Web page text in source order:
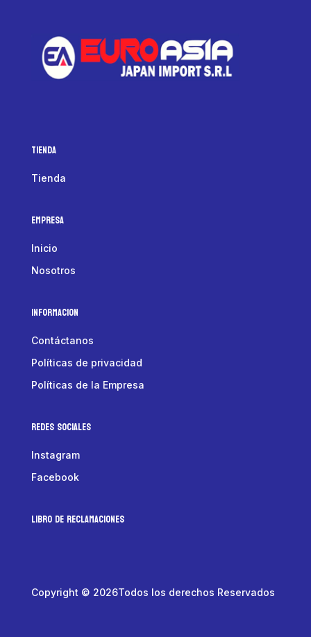
Tienda
Tienda
Empresa
Inicio
Nosotros
Informacion
Contáctanos
Políticas de privacidad
Políticas de la Empresa
Redes Sociales
Instagram
Facebook
LIBRO DE RECLAMACIONES
Copyright © 2026Todos los derechos Reservados